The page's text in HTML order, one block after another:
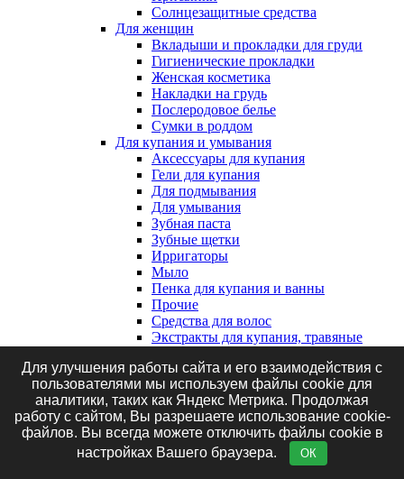
Солнцезащитные средства
Для женщин
Вкладыши и прокладки для груди
Гигиенические прокладки
Женская косметика
Накладки на грудь
Послеродовое белье
Сумки в роддом
Для купания и умывания
Аксессуары для купания
Гели для купания
Для подмывания
Для умывания
Зубная паста
Зубные щетки
Ирригаторы
Мыло
Пенка для купания и ванны
Прочие
Средства для волос
Экстракты для купания, травяные
Клеенки, наматрасники и впитывающие
пеленки
Впитывающие пеленки
Клеенки
Наматрасники
Маникюрные принадлежности
Для улучшения работы сайта и его взаимодействия с
пользователями мы используем файлы cookie для
аналитики, таких как Яндекс Метрика. Продолжая
работу с сайтом, Вы разрешаете использование cookie-
файлов. Вы всегда можете отключить файлы cookie в
настройках Вашего браузера.
ОК